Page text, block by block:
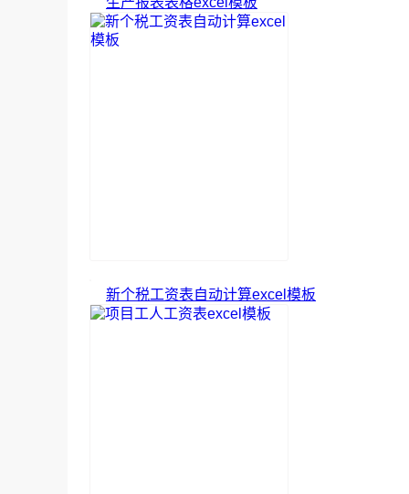
新个税工资表自动计算excel模板